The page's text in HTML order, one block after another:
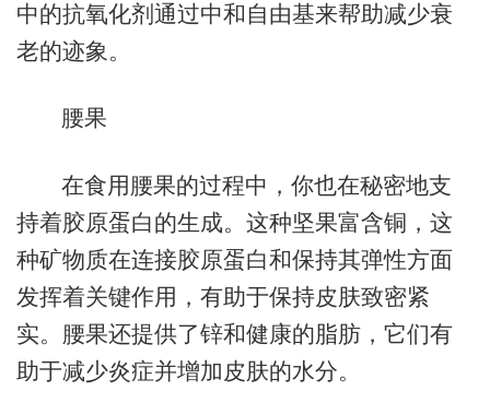
中的抗氧化剂通过中和自由基来帮助减少衰
老的迹象。
腰果
在食用腰果的过程中，你也在秘密地支
持着胶原蛋白的生成。这种坚果富含铜，这
种矿物质在连接胶原蛋白和保持其弹性方面
发挥着关键作用，有助于保持皮肤致密紧
实。腰果还提供了锌和健康的脂肪，它们有
助于减少炎症并增加皮肤的水分。